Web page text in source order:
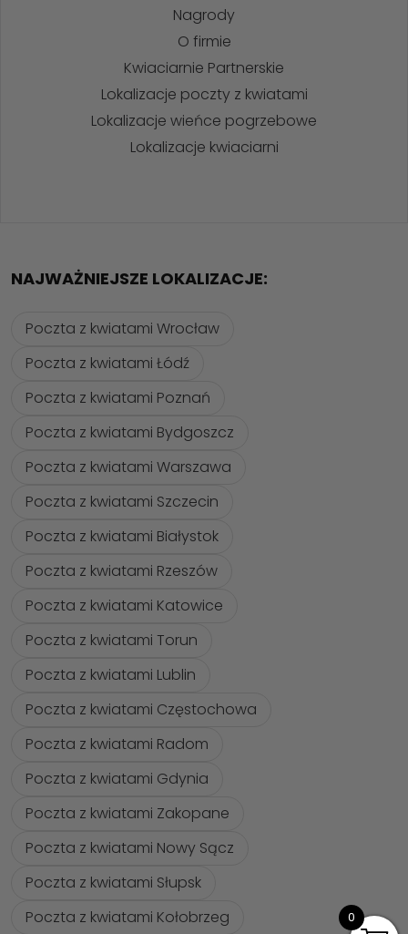
Nagrody
O firmie
Kwiaciarnie Partnerskie
Lokalizacje poczty z kwiatami
Lokalizacje wieńce pogrzebowe
Lokalizacje kwiaciarni
NAJWAŻNIEJSZE LOKALIZACJE:
Poczta z kwiatami Wrocław
Poczta z kwiatami Łódź
Poczta z kwiatami Poznań
Poczta z kwiatami Bydgoszcz
Poczta z kwiatami Warszawa
Poczta z kwiatami Szczecin
Poczta z kwiatami Białystok
Poczta z kwiatami Rzeszów
Poczta z kwiatami Katowice
Poczta z kwiatami Torun
Poczta z kwiatami Lublin
Poczta z kwiatami Częstochowa
Poczta z kwiatami Radom
Poczta z kwiatami Gdynia
Poczta z kwiatami Zakopane
Poczta z kwiatami Nowy Sącz
Poczta z kwiatami Słupsk
Poczta z kwiatami Kołobrzeg
0